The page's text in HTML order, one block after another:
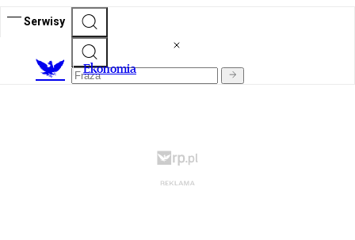
Serwisy
Ekonomia